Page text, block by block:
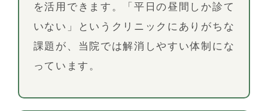
を活用できます。「平日の昼間しか診て
いない」というクリニックにありがちな
課題が、当院では解消しやすい体制にな
っています。